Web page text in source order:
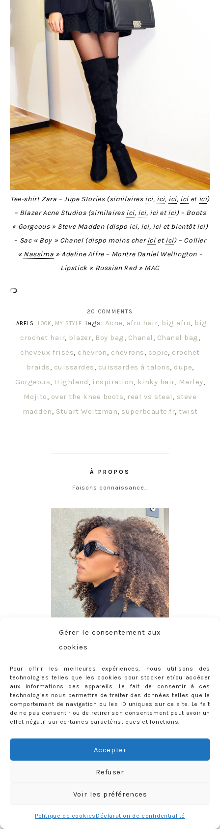
Gérer le consentement aux
cookies
Pour offrir les meilleures expériences, nous utilisons des
technologies telles que les cookies pour stocker et/ou accéder
aux informations des appareils. Le fait de consentir à ces
technologies nous permettra de traiter des données telles que le
comportement de navigation ou les ID uniques sur ce site. Le fait
de ne pas consentir ou de retirer son consentement peut avoir un
effet négatif sur certaines caractéristiques et fonctions.
Accepter
Refuser
Voir les préférences
Politique de cookies Déclaration de confidentialité
Tee-shirt Zara – Jupe Stories (similaires ici, ici, ici, ici et ici)
– Blazer Acne Studios (similaires ici, ici, icietici) – Boots
« Gorgeous» Steve Madden (dispo ici, ici, ici et bientôtici)
– Sac « Boy » Chanel (dispo moins chericietici) – Collier
« Nassima » Adeline Affre – Montre Daniel Wellington –
Lipstick « Russian Red » MAC
20 COMMENTS
LABELS: LOOK MY STYLE Tags: Acne afro hair big afro
big
crochet hair blazer Boy bag Chanel Chanel bag
cheveux frisés chevron chevrons copie crochet
braids
cuissardes cuissardes à talons dupe
Gorgeous
Highland inspiration kinky hair Marley
Mojito
over the knee boots real vs steal
steve
madden
Stuart Weitzman superbeaute.fr twist
À PROPOS
Faisons connaissance…
CONTACT
priscilla@mercredie.com
mercredie